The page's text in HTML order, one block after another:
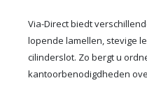
Via-Direct biedt
lopende lamellen, stevige
cilinderslot. Zo bergt u
kantoorbenodigdheden